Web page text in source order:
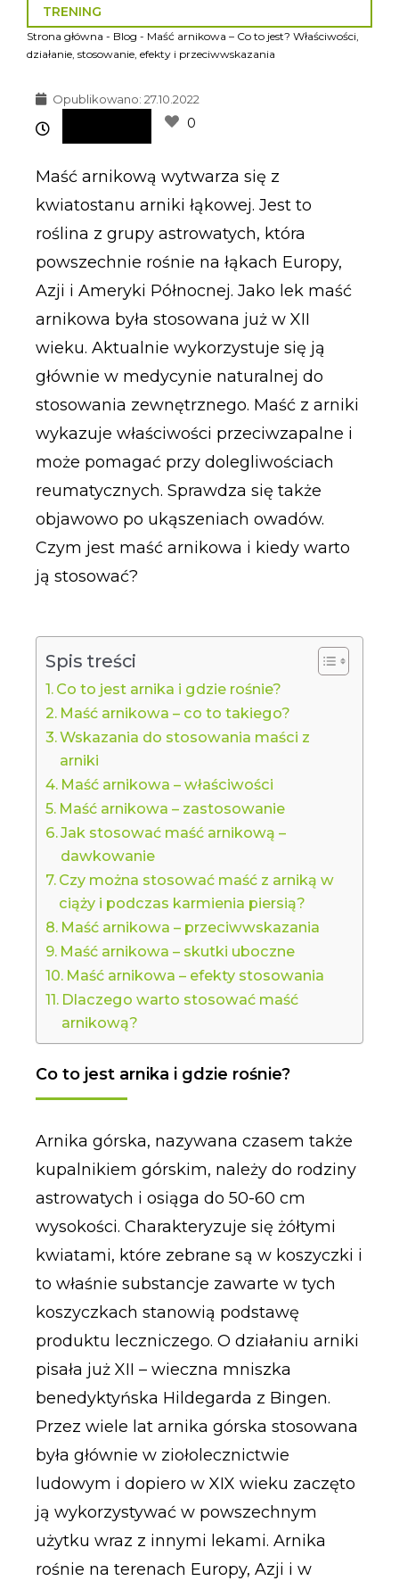
TRENING
Strona główna - Blog - Maść arnikowa – Co to jest? Właściwości,
działanie, stosowanie, efekty i przeciwwskazania
Opublikowano: 27.10.2022
0
Maść arnikową wytwarza się z
kwiatostanu arniki łąkowej. Jest to
roślina z grupy astrowatych, która
powszechnie rośnie na łąkach Europy,
Azji i Ameryki Północnej. Jako lek maść
arnikowa była stosowana już w XII
wieku. Aktualnie wykorzystuje się ją
głównie w medycynie naturalnej do
stosowania zewnętrznego. Maść z arniki
wykazuje właściwości przeciwzapalne i
może pomagać przy dolegliwościach
reumatycznych. Sprawdza się także
objawowo po ukąszeniach owadów.
Czym jest maść arnikowa i kiedy warto
ją stosować?
Spis treści
Co to jest arnika i gdzie rośnie?
Maść arnikowa – co to takiego?
Wskazania do stosowania maści z
arniki
Maść arnikowa – właściwości
Maść arnikowa – zastosowanie
Jak stosować maść arnikową –
dawkowanie
Czy można stosować maść z arniką w
ciąży i podczas karmienia piersią?
Maść arnikowa – przeciwwskazania
Maść arnikowa – skutki uboczne
Maść arnikowa – efekty stosowania
Dlaczego warto stosować maść
arnikową?
Co to jest arnika i gdzie rośnie?
Arnika górska, nazywana czasem także
kupalnikiem górskim, należy do rodziny
astrowatych i osiąga do 50-60 cm
wysokości. Charakteryzuje się żółtymi
kwiatami, które zebrane są w koszyczki i
to właśnie substancje zawarte w tych
koszyczkach stanowią podstawę
produktu leczniczego. O działaniu arniki
pisała już XII – wieczna mniszka
benedyktyńska Hildegarda z Bingen.
Przez wiele lat arnika górska stosowana
była głównie w ziołolecznictwie
ludowym i dopiero w XIX wieku zaczęto
ją wykorzystywać w powszechnym
użytku wraz z innymi lekami. Arnika
rośnie na terenach Europy, Azji i w